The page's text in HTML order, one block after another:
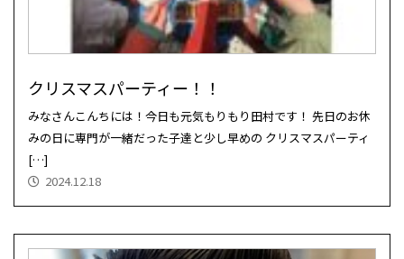
クリスマスパーティー！！
みなさんこんちには！今日も元気もりもり田村です！ 先日のお休
みの日に専門が一緒だった子達と少し早めの クリスマスパーティ
[…]
2024.12.18